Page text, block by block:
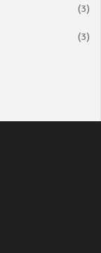
(3)
(3)